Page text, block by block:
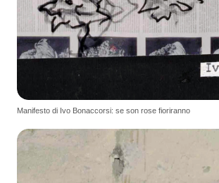
Manifesto di Ivo Bonaccorsi: se son rose fioriranno